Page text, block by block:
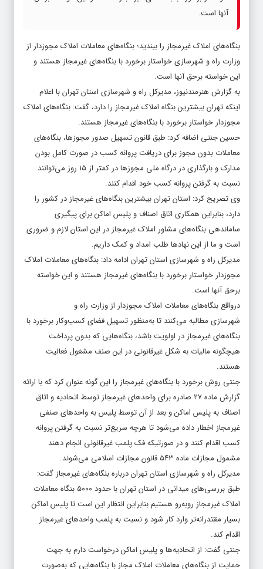
آنها است.
بنگاه‌های املاک غیرمجاز را ببندید؛ بنگاه‌های معاملات املاک مجوزدار از
وزارت راه و شهرسازی خواستار برخورد با بنگاه‌های غیرمجاز هستند و
این خواسته برحق آنها است.
به گزارش هنرمندنیوز، مدیرکل راه و شهرسازی استان تهران با اعلام
اینکه تهران بیشترین بنگاه املاک غیرمجاز را دارد، گفت: بنگاه‌های املاک
مجوزدار خواستار برخورد با بنگاه‌های غیرمجاز هستند.
حسین جنتی اضافه کرد: طبق قانون تسهیل صدور مجوزها، بنگاه‌های
معاملات بدون مجوز برای دریافت پروانه کسب در صورت کامل بودن
مدارک و بارگذاری در درگاه ملی مجوزها در کمتر از ۱۵ روز می‌توانند
نسبت به گرفتن پروانه کسب خود اقدام کنند.
وی تصریح کرد: استان تهران بیشترین بنگاه‌های غیرمجاز در کشور را
دارد، بنابراین همکاری اتاق اصناف و پلیس اماکن برای پیگیری
ساماندهی بنگاه‌های مشاور املاک غیرمجاز در این استان لازم و ضروری
است و ما از این نهادها طلب امداد و کمک داریم.
مدیرکل راه و شهرسازی استان تهران ادامه داد: بنگاه‌های معاملات املاک
مجوزدار خواستار برخورد با بنگاه‌های غیرمجاز هستند و این خواسته
برحق آنها است.
درواقع بنگاه‌های معاملات املاک مجوزدار از وزارت راه و
شهرسازی مطالبه می‌کنند تا به‌منظور تسهیل فضای کسب‌وکار برخورد با
بنگاه‌های غیرمجاز در اولویت باشد، بنگاه‌هایی که بدون پرداخت
هیچگونه مالیات به شکل غیرقانونی در این صنف مشغول فعالیت
هستند.
جنتی روش برخورد با بنگاه‌های غیرمجاز را این گونه عنوان کرد که با ارائه
گزارش ماده ۲۷ صادره برای واحدهای غیرمجاز توسط اتحادیه و
اتاق
اصناف به پلیس اماکن و بعد از آن توسط پلیس به واحدهای صنفی
غیرمجاز اخطار داده می‌شود تا هرچه سریع‌تر نسبت به گرفتن پروانه
کسب اقدام کنند و در صورتیکه فک پلمب غیرقانونی انجام دهند
مشمول مجازات ماده ۵۴۳ قانون مجازات اسلامی می‌شوند.
مدیرکل راه و شهرسازی استان تهران درباره بنگاه‌های غیرمجاز گفت:
طبق بررسی‌های میدانی در استان تهران با حدود ۵۰۰۰ بنگاه معاملات
املاک غیرمجاز روبه‌رو هستیم بنابراین انتظار این است تا پلیس اماکن
بسیار مقتدرانه‌تر وارد کار شود و نسبت به پلمب واحدهای غیرمجاز
اقدام کند.
جنتی گفت: از اتحادیه‌ها و پلیس اماکن درخواست دارم به جهت
حمایت از بنگاه‌های معاملات املاک مجاز با بنگاه‌هایی که به‌صورت